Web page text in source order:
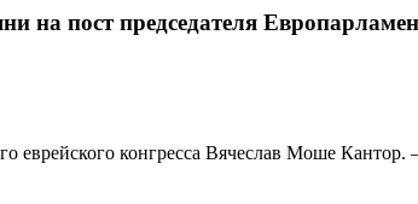
на пост председателя
еврейского конгресса Вячеслав Моше